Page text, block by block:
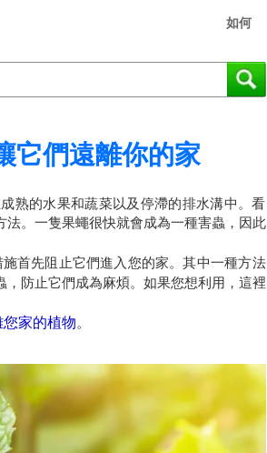
如何
它們遠離你的家
熟的水果和蔬菜以及停滯的排水溝中。看
。一隻果蠅很快就會成為一種害蟲，因此
首先阻止它們進入您的家。其中一種方法
防止它們成為麻煩。如果您想利用，這裡
家的植物。